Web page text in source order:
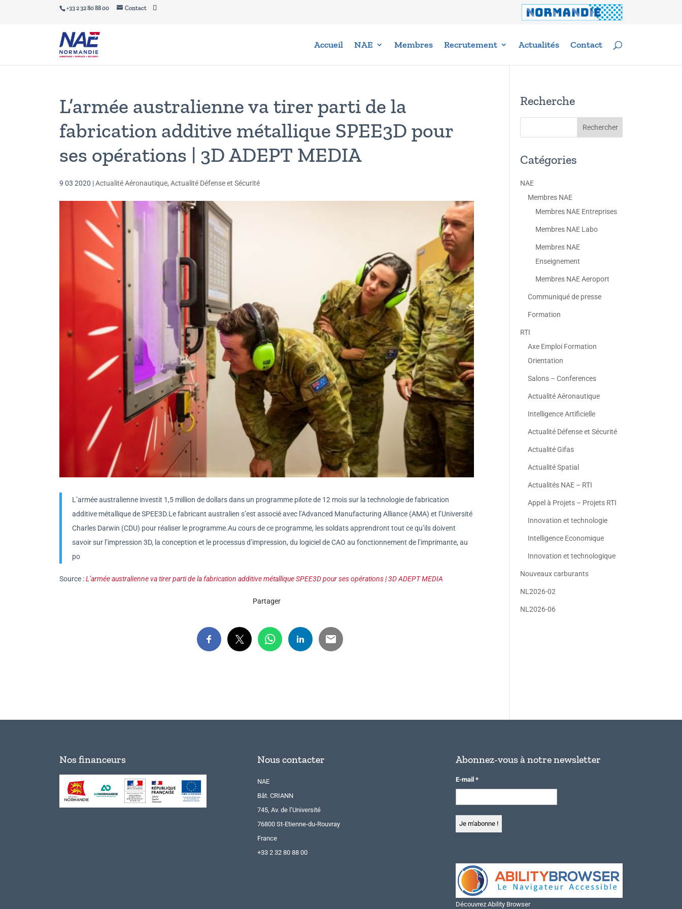
+33 2 32 80 88 00 Contact
Accueil NAE Membres Recrutement Actualités Contact
L’armée australienne va tirer parti de la
fabrication additive métallique SPEE3D pour
ses opérations | 3D ADEPT MEDIA
9 03 2020 |Actualité Aéronautique, Actualité Défense et Sécurité
L’armée australienne investit 1,5 million de dollars dans un programme pilote de 12 mois sur la technologie de fabrication
additive métallique de SPEE3D.Le fabricant australien s’est associé avec l’Advanced Manufacturing Alliance (AMA) et l’Université
Charles Darwin (CDU) pour réaliser le programme.Au cours de ce programme, les soldats apprendront tout ce qu’ils doivent
savoir sur l’impression 3D, la conception et le processus d’impression, du logiciel de CAO au fonctionnement de l’imprimante, au
po
Source :L’armée australienne va tirer parti de la fabrication additive métallique SPEE3D pour ses opérations | 3D ADEPT MEDIA
Partager
Recherche
Catégories
NAE
Membres NAE
Membres NAE Entreprises
Membres NAE Labo
Membres NAE
Enseignement
Membres NAE Aeroport
Communiqué de presse
Formation
RTI
Axe Emploi Formation
Orientation
Salons – Conferences
Actualité Aéronautique
Intelligence Artificielle
Actualité Défense et Sécurité
Actualité Gifas
Actualité Spatial
Actualités NAE – RTI
Appel à Projets – Projets RTI
Innovation et technologie
Intelligence Economique
Innovation et technologique
Nouveaux carburants
NL2026-02
NL2026-06
Nos financeurs Nous contacter
NAE
Bât. CRIANN
745, Av. de l’Université
76800 St-Etienne-du-Rouvray
France
+33 2 32 80 88 00
Abonnez-vous à notre newsletter
E-mail *
Découvrez Ability Browser